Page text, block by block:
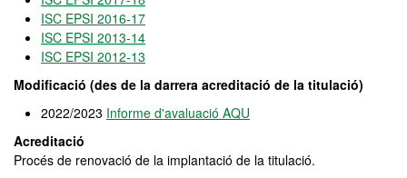
ISC EPSI 2016-17
ISC EPSI 2013-14
ISC EPSI 2012-13
Modificació (des de la darrera acreditació de la titulació)
2022/2023 Informe d'avaluació AQU
Acreditació
Procés de renovació de la implantació de la titulació.